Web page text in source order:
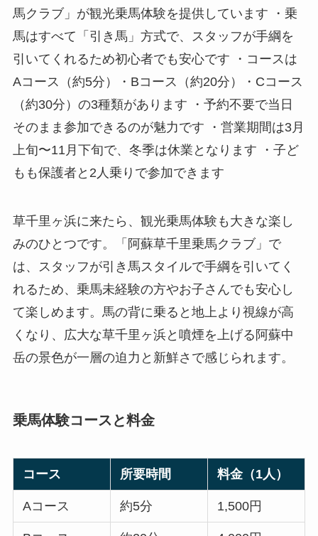
馬クラブ」が観光乗馬体験を提供しています ・乗
馬はすべて「引き馬」方式で、スタッフが手綱を
引いてくれるため初心者でも安心です ・コースは
Aコース（約5分）・Bコース（約20分）・Cコース
（約30分）の3種類があります ・予約不要で当日
そのまま参加できるのが魅力です ・営業期間は3月
上旬〜11月下旬で、冬季は休業となります ・子ど
もも保護者と2人乗りで参加できます
草千里ヶ浜に来たら、観光乗馬体験も大きな楽し
みのひとつです。「阿蘇草千里乗馬クラブ」で
は、スタッフが引き馬スタイルで手綱を引いてく
れるため、乗馬未経験の方やお子さんでも安心し
て楽しめます。馬の背に乗ると地上より視線が高
くなり、広大な草千里ヶ浜と噴煙を上げる阿蘇中
岳の景色が一層の迫力と新鮮さで感じられます。
乗馬体験コースと料金
コース 所要時間 料金（1人）
Aコース 約5分 1,500円